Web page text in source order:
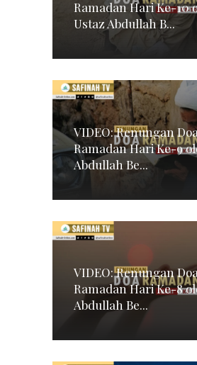
Ramadan Hari Ke-10
Ustaz Abdullah B...
VIDEO: Renungan
Ramadan Hari Ke-9
Abdullah Be...
VIDEO: Renungan
Ramadan Hari Ke-8
Abdullah Be...